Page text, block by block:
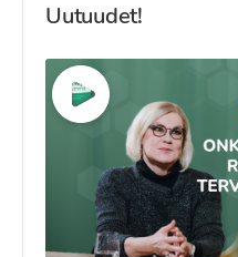
Uutuudet!